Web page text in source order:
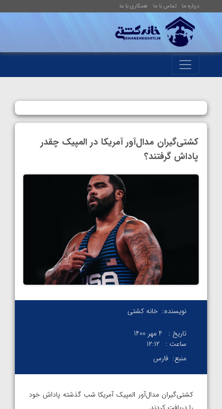
درباره ما تماس با ما همکاری با ما
کشتی‌گیران مدال‌آور آمریکا در المپیک چقدر
پاداش گرفتند؟
نویسنده: خانه کشتی
تاریخ :
4 مهر 1400
ساعت :
۱۲:۱۲
منبع: فارس
کشتی‌گیران مدال‌آور المپیک آمریکا شب گذشته پاداش خود